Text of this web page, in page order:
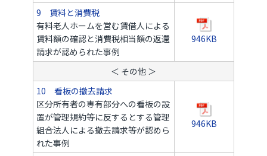
9 賃料と消費税
有料老人ホームを営む賃借人による
賃料額の確認と消費税相当額の返還
請求が認められた事例
946KB
＜ その他 ＞
10 看板の撤去請求
区分所有者の専有部分への看板の設
置が管理規約等に反するとする管理
組合法人による撤去請求等が認めら
れた事例
946KB